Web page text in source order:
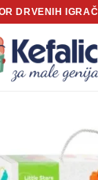
DRVENIH